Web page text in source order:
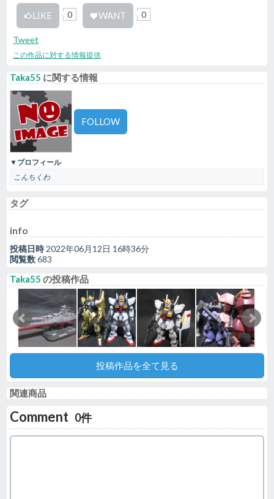
LIKE 0 WANT 0
Tweet
この作品に対する情報提供
Taka55 に関する情報
FOLLOW
▼プロフィール
こんちくわ
タグ
info
投稿日時 2022年06月12日 16時36分
閲覧数683
Taka55 の投稿作品
投稿作品を全て見る
関連商品
Comment 0件